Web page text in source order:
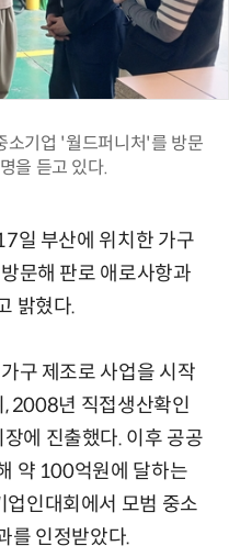
소기업 '월드퍼니처'를 방문
을 듣고 있다.
일 부산에 위치한 가구
문해 판로 애로사항과
밝혔다.
구 제조로 사업을 시작
2008년 직접생산확인
에 진출했다. 이후 공공
약 100억원에 달하는
업인대회에서 모범 중소
를 인정받았다.